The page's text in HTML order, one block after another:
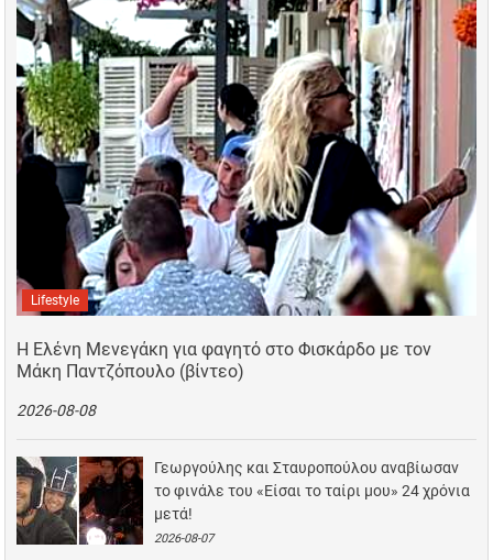
Lifestyle
Η Ελένη Μενεγάκη για φαγητό στο Φισκάρδο με τον
Μάκη Παντζόπουλο (βίντεο)
2026-08-08
Γεωργούλης και Σταυροπούλου αναβίωσαν
το φινάλε του «Είσαι το ταίρι μου» 24 χρόνια
μετά!
2026-08-07